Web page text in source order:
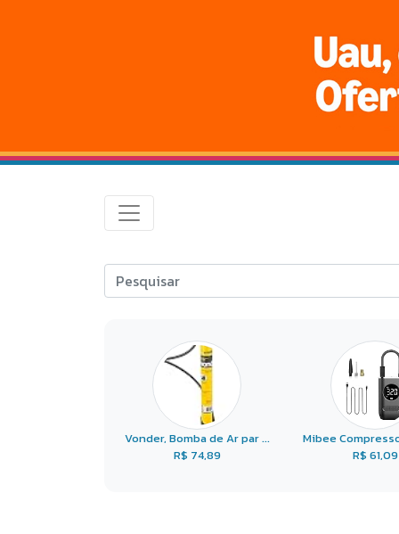
Vonder, Bomba de Ar par ...
R$ 74,89
Mibee
R$ 61,09